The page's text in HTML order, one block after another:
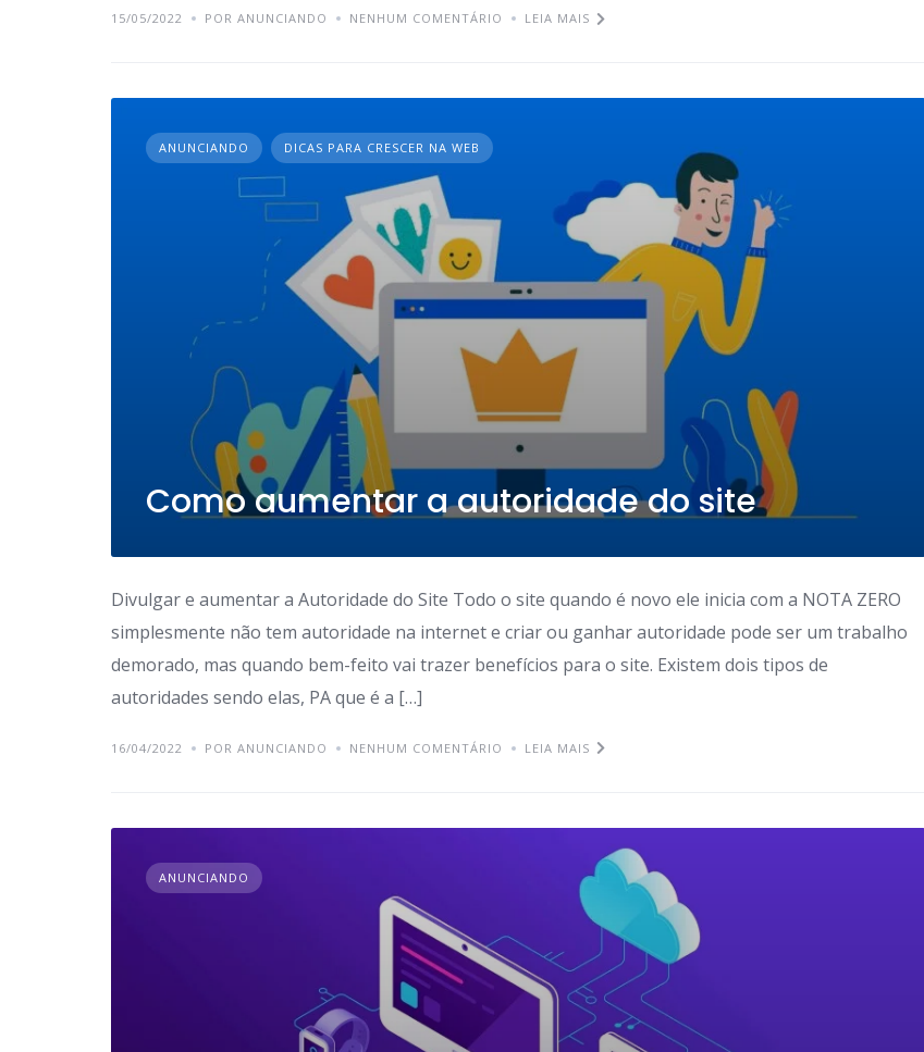
15/05/2022 POR ANUNCIANDO NENHUM COMENTÁRIO LEIA MAIS
ANUNCIANDO DICAS PARA CRESCER NA WEB
Como aumentar a autoridade do site
Divulgar e aumentar a Autoridade do Site Todo o site quando é novo ele inicia com a NOTA ZERO
simplesmente não tem autoridade na internet e criar ou ganhar autoridade pode ser um trabalho
demorado, mas quando bem-feito vai trazer benefícios para o site. Existem dois tipos de
autoridades sendo elas, PA que é a […]
16/04/2022 POR ANUNCIANDO NENHUM COMENTÁRIO LEIA MAIS
ANUNCIANDO